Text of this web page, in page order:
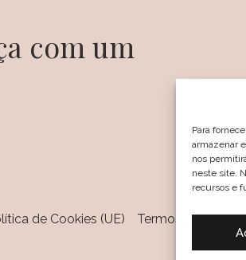
Para
armazenar
nos
neste site.
recursos e
com um
de Cookies (UE)
Termos e